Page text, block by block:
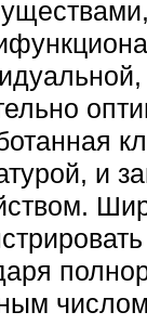
и
числом